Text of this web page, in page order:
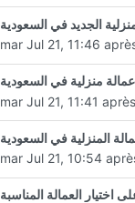
الجديد في السعودية
mar Jul 21, 11:46
منزلية في السعودية
mar Jul 21, 11:41
المنزلية في السعودية
mar Jul 21, 10:54
اختيار العمالة المناسبة